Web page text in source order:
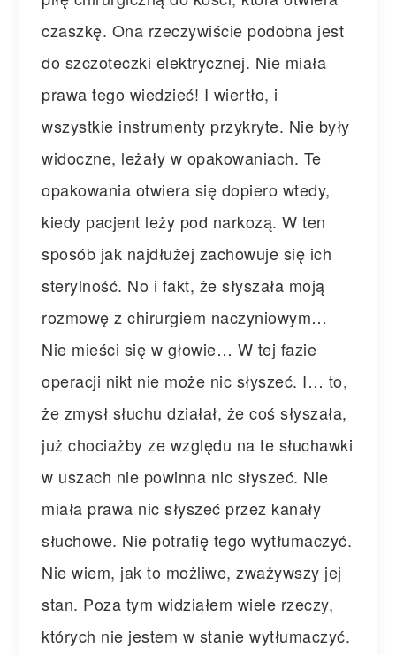
czaszkę. Ona rzeczywiście podobna jest
do szczoteczki elektrycznej. Nie miała
prawa tego wiedzieć! I wiertło, i
wszystkie instrumenty przykryte. Nie były
widoczne, leżały w opakowaniach. Te
opakowania otwiera się dopiero wtedy,
kiedy pacjent leży pod narkozą. W ten
sposób jak najdłużej zachowuje się ich
sterylność. No i fakt, że słyszała moją
rozmowę z chirurgiem naczyniowym…
Nie mieści się w głowie… W tej fazie
operacji nikt nie może nic słyszeć. I… to,
że zmysł słuchu działał, że coś słyszała,
już chociażby ze względu na te słuchawki
w uszach nie powinna nic słyszeć. Nie
miała prawa nic słyszeć przez kanały
słuchowe. Nie potrafię tego wytłumaczyć.
Nie wiem, jak to możliwe, zważywszy jej
stan. Poza tym widziałem wiele rzeczy,
których nie jestem w stanie wytłumaczyć.